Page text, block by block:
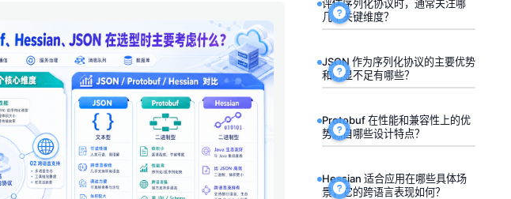
评估序列化协议时，通常关注哪
几个关键维度？
JSON 作为序列化协议的主要优势
和明显不足有哪些？
Protobuf 在性能和兼容性上的优
势源自哪些设计特点？
Hessian 适合应用在哪些具体场
景，它的跨语言表现如何？